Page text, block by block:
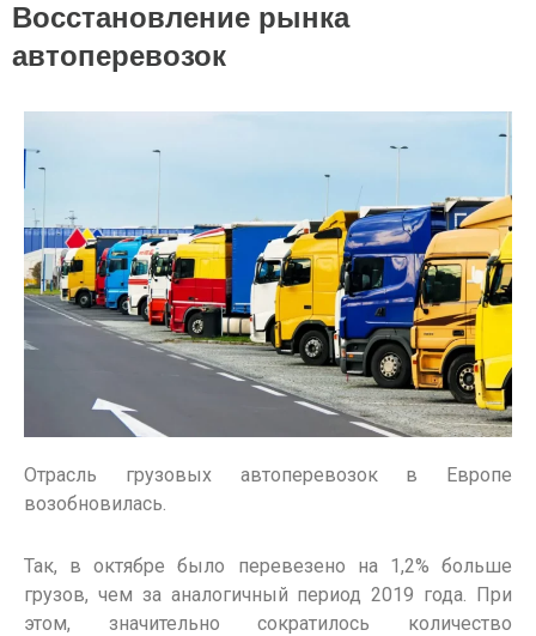
Восстановление рынка
автоперевозок
Отрасль грузовых автоперевозок в Европе
возобновилась.
Так, в октябре было перевезено на 1,2% больше
грузов, чем за аналогичный период 2019 года. При
этом, значительно сократилось количество